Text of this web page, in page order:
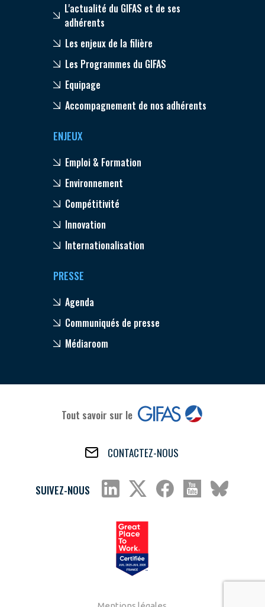
L'actualité du GIFAS et de ses
adhérents
Les enjeux de la filière
Les Programmes du GIFAS
Equipage
Accompagnement de nos adhérents
ENJEUX
Emploi & Formation
Environnement
Compétitivité
Innovation
Internationalisation
PRESSE
Agenda
Communiqués de presse
Médiaroom
Tout savoir sur le
CONTACTEZ-NOUS
SUIVEZ-NOUS